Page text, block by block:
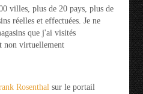
villes, plus de 20 pays, plus de
réelles et effectuées. Je ne
que j'ai visités
virtuellement
Rosenthal sur le portail